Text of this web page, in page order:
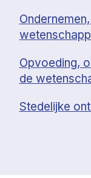
Opvoeding,
de
Stedelijke